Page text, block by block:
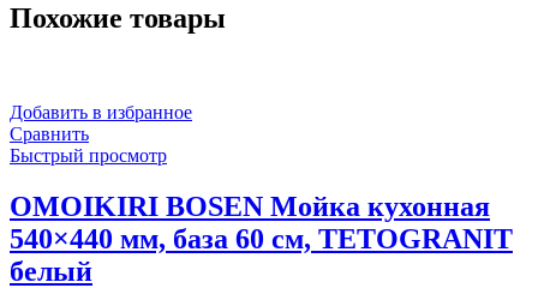
база
сталь
светлое
золото
Похожие товары
Добавить в избранное
Сравнить
Быстрый просмотр
OMOIKIRI BOSEN Мойка кухонная
540×440 мм, база 60 см, TETOGRANIT
белый